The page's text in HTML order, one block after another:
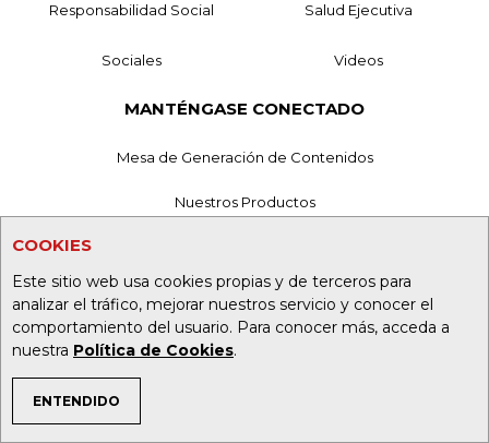
COOKIES
Este sitio web usa cookies propias y de terceros para
analizar el tráfico, mejorar nuestros servicio y conocer el
comportamiento del usuario. Para conocer más, acceda a
nuestra Política de Cookies.
ENTENDIDO
TEMAS DE INTERÉS
Responsabilidad Social Salud Ejecutiva
Sociales Videos
MANTÉNGASE CONECTADO
Mesa de Generación de Contenidos
Nuestros Productos
Aviso de privacidad
Términos y Condiciones
Política de Tratamiento de Información